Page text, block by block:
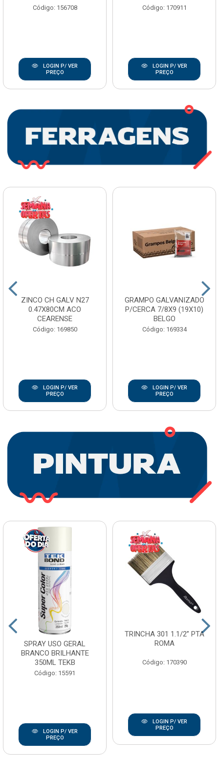
Código: 156708
LOGIN P/ VER
PREÇO
Código: 170911
LOGIN P/ VER
PREÇO
ZINCO CH GALV N27
0.47X80CM ACO
CEARENSE
Código: 169850
LOGIN P/ VER
PREÇO
GRAMPO GALVANIZADO
P/CERCA 7/8X9 (19X10)
BELGO
Código: 169334
LOGIN P/ VER
PREÇO
SPRAY USO GERAL
BRANCO BRILHANTE
350ML TEKB
Código: 15591
LOGIN P/ VER
PREÇO
TRINCHA 301 1.1/2” PTA
ROMA
Código: 170390
LOGIN P/ VER
PREÇO